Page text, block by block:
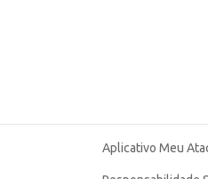
pelo público, representando uma
Aplicativo Meu